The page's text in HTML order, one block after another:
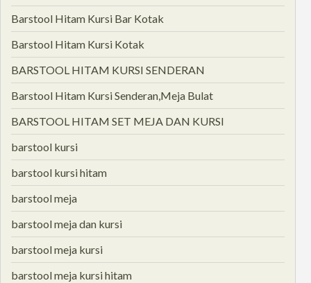
Barstool Hitam Kursi Bar Kotak
Barstool Hitam Kursi Kotak
BARSTOOL HITAM KURSI SENDERAN
Barstool Hitam Kursi Senderan,Meja Bulat
BARSTOOL HITAM SET MEJA DAN KURSI
barstool kursi
barstool kursi hitam
barstool meja
barstool meja dan kursi
barstool meja kursi
barstool meja kursi hitam